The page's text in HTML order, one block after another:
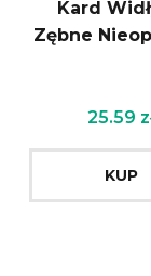
Kard
Zębne
25.59
KUP